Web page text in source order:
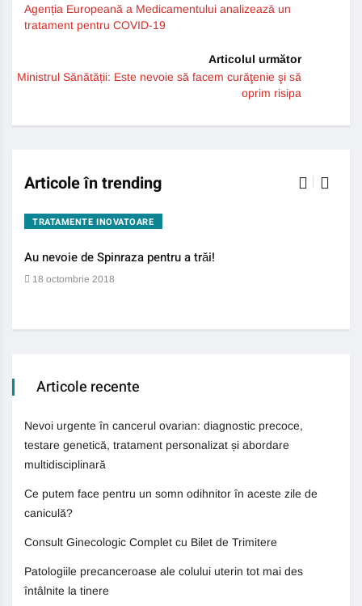
Agenția Europeană a Medicamentului analizează un
tratament pentru COVID-19
Articolul următor
Ministrul Sănătății: Este nevoie să facem curăţenie şi să
oprim risipa
Articole în trending
TRATAMENTE INOVATOARE
Au nevoie de Spinraza pentru a trăi!
18 octombrie 2018
Articole recente
Nevoi urgente în cancerul ovarian: diagnostic precoce,
testare genetică, tratament personalizat și abordare
multidisciplinară
Ce putem face pentru un somn odihnitor în aceste zile de
caniculă?
Consult Ginecologic Complet cu Bilet de Trimitere
Patologiile precanceroase ale colului uterin tot mai des
întâlnite la tinere